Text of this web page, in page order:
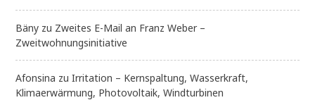
Bäny zu Zweites E-Mail an Franz Weber –
Zweitwohnungsinitiative
Afonsina zuIrritation – Kernspaltung, Wasserkraft,
Klimaerwärmung, Photovoltaik, Windturbinen